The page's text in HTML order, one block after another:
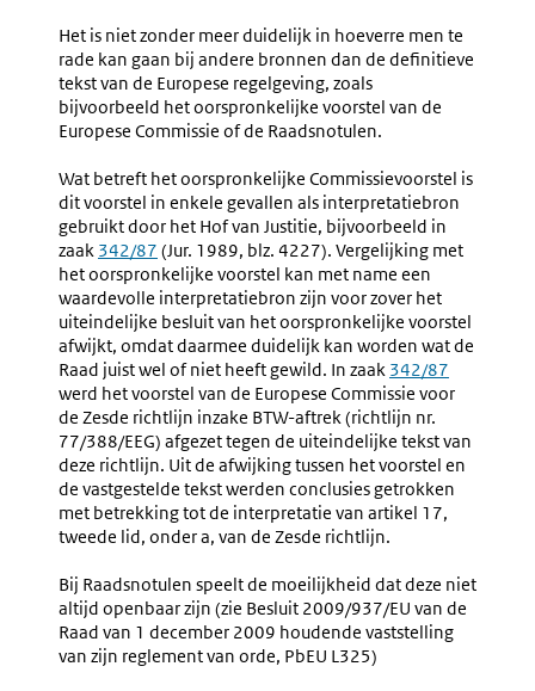
Het is niet zonder meer duidelijk in hoeverre men te
rade kan gaan bij andere bronnen dan de definitieve
tekst van de Europese regelgeving, zoals
bijvoorbeeld het oorspronkelijke voorstel van de
Europese Commissie of de Raadsnotulen.
Wat betreft het oorspronkelijke Commissievoorstel is
dit voorstel in enkele gevallen als interpretatiebron
gebruikt door het Hof van Justitie, bijvoorbeeld in
zaak Externe
link:
342/87 (Jur. 1989, blz. 4227). Vergelijking met
het oorspronkelijke voorstel kan met name een
waardevolle interpretatiebron zijn voor zover het
uiteindelijke besluit van het oorspronkelijke voorstel
afwijkt, omdat daarmee duidelijk kan worden wat de
Raad juist wel of niet heeft gewild. In zaak Externe
link:
342/87
werd het voorstel van de Europese Commissie voor
de Zesde richtlijn inzake BTW-aftrek (richtlijn nr.
77/388/EEG) afgezet tegen de uiteindelijke tekst van
deze richtlijn. Uit de afwijking tussen het voorstel en
de vastgestelde tekst werden conclusies getrokken
met betrekking tot de interpretatie van artikel 17,
tweede lid, onder a, van de Zesde richtlijn.
Bij Raadsnotulen speelt de moeilijkheid dat deze niet
altijd openbaar zijn (zie Besluit 2009/937/EU van de
Raad van 1 december 2009 houdende vaststelling
van zijn reglement van orde, PbEU L325)